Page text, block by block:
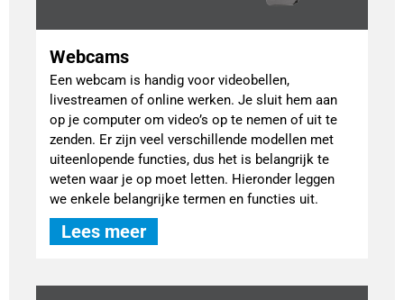
Webcams
Een webcam is handig voor videobellen,
livestreamen of online werken. Je sluit hem aan
op je computer om video’s op te nemen of uit te
zenden. Er zijn veel verschillende modellen met
uiteenlopende functies, dus het is belangrijk te
weten waar je op moet letten. Hieronder leggen
we enkele belangrijke termen en functies uit.
Lees meer